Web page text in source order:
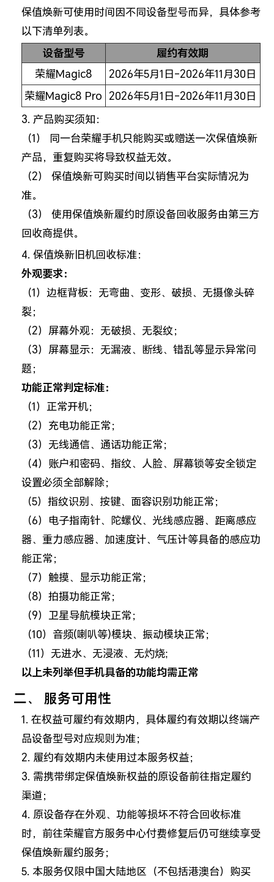
保值焕新可使用时间因不同设备型号而异，具体参考
以下清单列表。
设备型号
履约有效期
荣耀Magic8
2026年5月1日-2026年11月30日
荣耀Magic8 Pro
2026年5月1日-2026年11月30日
3. 产品购买须知：
（1） 同一台荣耀手机只能购买或赠送一次保值焕新
产品，重复购买将导致权益无效。
（2） 保值焕新可购买时间以销售平台实际情况为
准。
（3） 使用保值焕新履约时原设备回收服务由第三方
回收商提供。
4. 保值焕新旧机回收标准：
外观要求：
（1）边框背板：无弯曲、变形、破损、无摄像头碎
裂；
（2）屏幕外观：无破损、无裂纹；
（3）屏幕显示：无漏液、断线、错乱等显示异常问
题；
功能正常判定标准：
（1）正常开机；
（2）充电功能正常；
（3）无线通信、通话功能正常；
（4）账户和密码、指纹、人脸、屏幕锁等安全锁定
设置必须全部解除；
（5）指纹识别、按键、面容识别功能正常；
（6）电子指南针、陀螺仪、光线感应器、距离感应
器、重力感应器、加速度计、气压计等具备的感应功
能正常；
（7）触摸、显示功能正常；
（8）拍摄功能正常；
（9）卫星导航模块正常；
（10）音频(喇叭等)模块、振动模块正常；
（11）无进水、无浸液、无灼烧;
以上未列举但手机具备的功能均需正常
二、 服务可用性
1. 在权益可履约有效期内，具体履约有效期以终端产
品设备型号对应规则为准；
2. 履约有效期内未使用过本服务权益；
3. 需携带绑定保值焕新权益的原设备前往指定履约
渠道；
4. 原设备存在外观、功能等损坏不符合回收标准
时，前往荣耀官方服务中心付费修复后仍可继续享受
保值焕新履约服务；
5. 本服务仅限中国大陆地区（不包括港澳台）购买